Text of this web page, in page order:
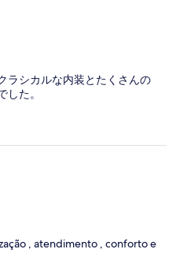
ラシカルな内装とたくさんの
た。
, atendimento , conforto e